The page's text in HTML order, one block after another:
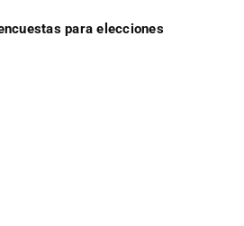
para elecciones